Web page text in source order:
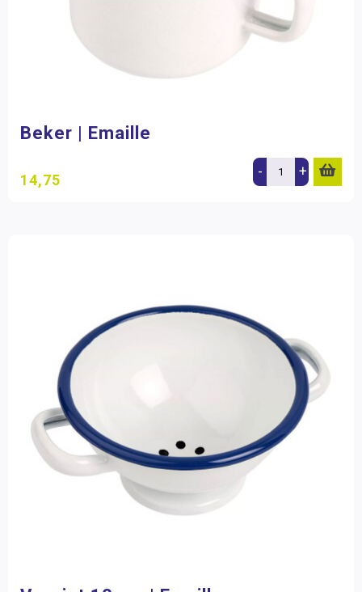
Beker | Emaille
14,75 - +